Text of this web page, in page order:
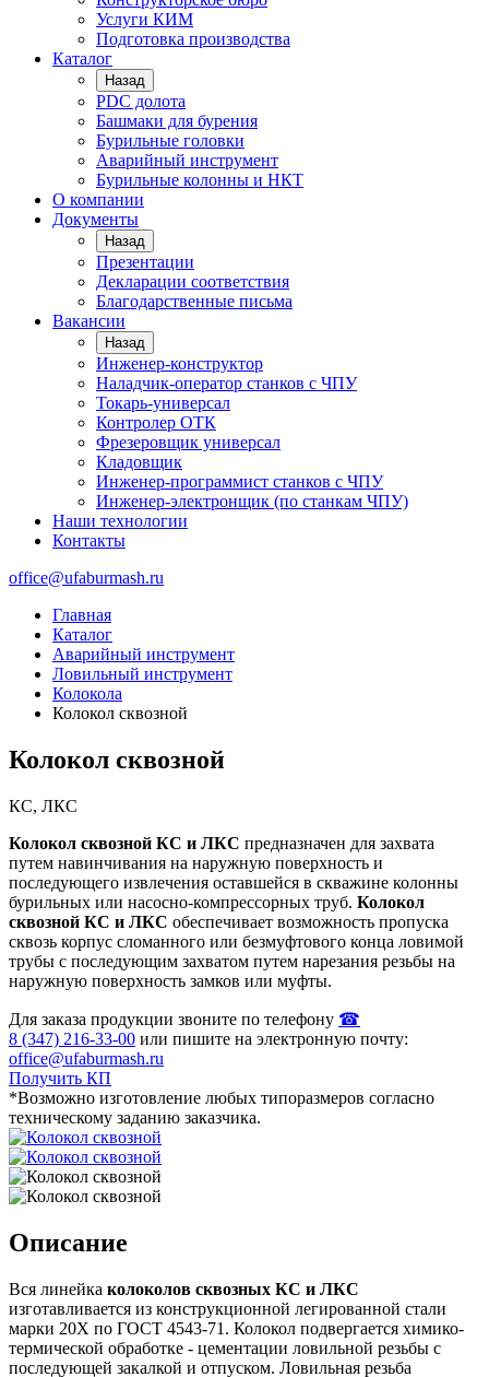
Услуги КИМ
Подготовка производства
Каталог
Назад
PDC долота
Башмаки для бурения
Бурильные головки
Аварийный инструмент
Бурильные колонны и НКТ
О компании
Документы
Назад
Презентации
Декларации соответствия
Благодарственные письма
Вакансии
Назад
Инженер-конструктор
Наладчик-оператор станков с ЧПУ
Токарь-универсал
Контролер ОТК
Фрезеровщик универсал
Кладовщик
Инженер-программист станков с ЧПУ
Инженер-электронщик (по станкам ЧПУ)
Наши технологии
Контакты
office@ufaburmash.ru
Главная
Каталог
Аварийный инструмент
Ловильный инструмент
Колокола
Колокол сквозной
Колокол сквозной
КС, ЛКС
Колокол сквозной КC и ЛКC предназначен для захвата
путем навинчивания на наружную поверхность и
последующего извлечения оставшейся в скважине колонны
бурильных или насосно-компрессорных труб. Колокол
сквозной КС и ЛКС обеспечивает возможность пропуска
сквозь корпус сломанного или безмуфтового конца ловимой
трубы с последующим захватом путем нарезания резьбы на
наружную поверхность замков или муфты.
Для заказа продукции звоните по телефону ☎
8 (347) 216‑33‑00 или пишите на электронную почту:
office@ufaburmash.ru
Получить КП
*Возможно изготовление любых типоразмеров согласно
техническому заданию заказчика.
Описание
Вся линейка колоколов сквозных КС и ЛКС
изготавливается из конструкционной легированной стали
марки 20Х по ГОСТ 4543‑71. Колокол подвергается химико-
термической обработке - цементации ловильной резьбы с
последующей закалкой и отпуском. Ловильная резьба